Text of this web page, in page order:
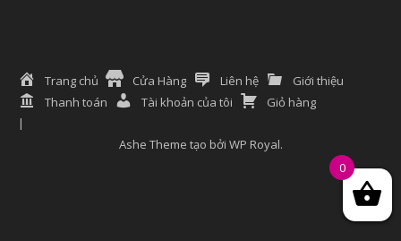
Trang chủ Cửa Hàng Liên hệ
Giới thiệu
Thanh toán
Tài khoản của tôi Giỏ hàng
Ashe Theme tạo bởi WP Royal.
0